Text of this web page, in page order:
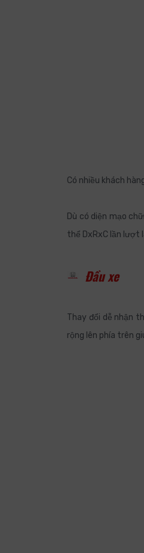
Có nhiều khách
Dù có diện mạo
thể DxRxC lần lượt
Đầu xe
Thay đổi dễ nhận
rộng lên phía trên